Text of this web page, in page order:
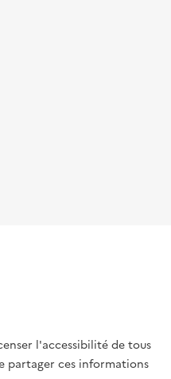
l'accessibilité de tous
partager ces informations